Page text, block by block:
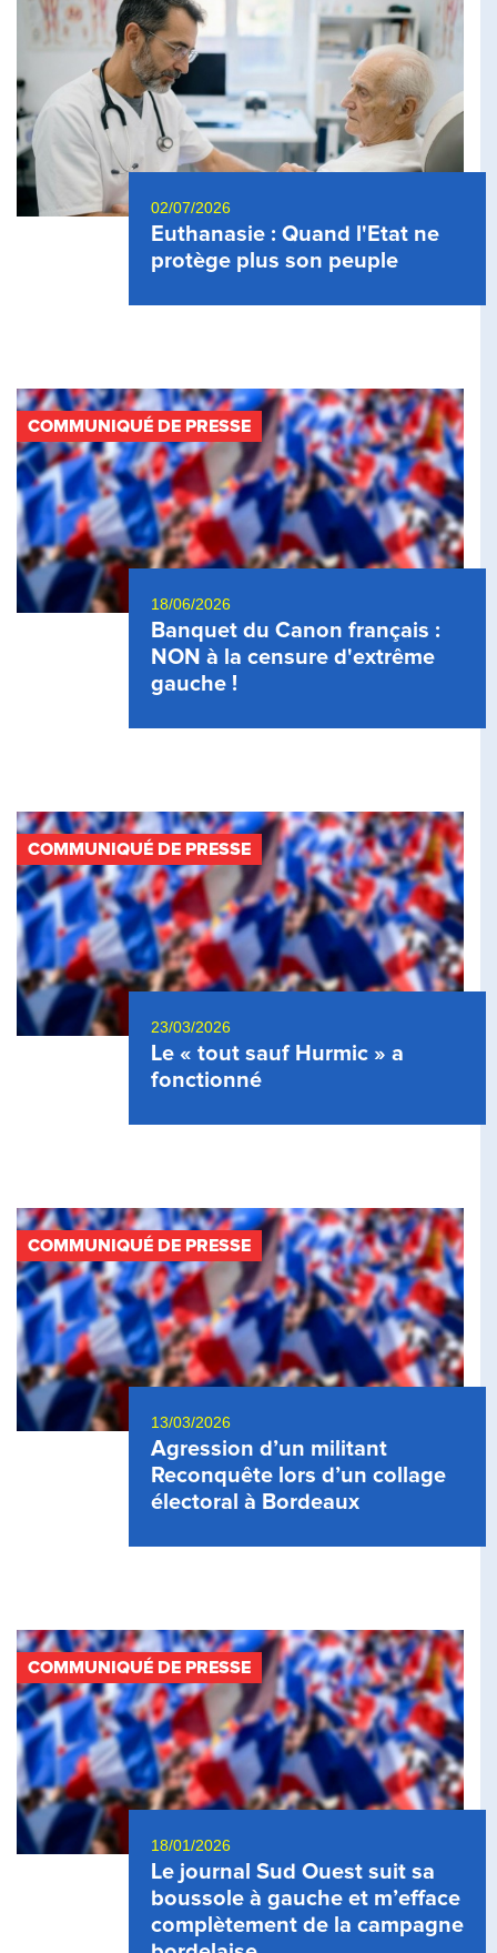
02/07/2026
Euthanasie : Quand l'Etat ne
protège plus son peuple
COMMUNIQUÉ DE PRESSE
18/06/2026
Banquet du Canon français :
NON à la censure d'extrême
gauche !
COMMUNIQUÉ DE PRESSE
23/03/2026
Le « tout sauf Hurmic » a
fonctionné
COMMUNIQUÉ DE PRESSE
13/03/2026
Agression d’un militant
Reconquête lors d’un collage
électoral à Bordeaux
COMMUNIQUÉ DE PRESSE
18/01/2026
Le journal Sud Ouest suit sa
boussole à gauche et m’efface
complètement de la campagne